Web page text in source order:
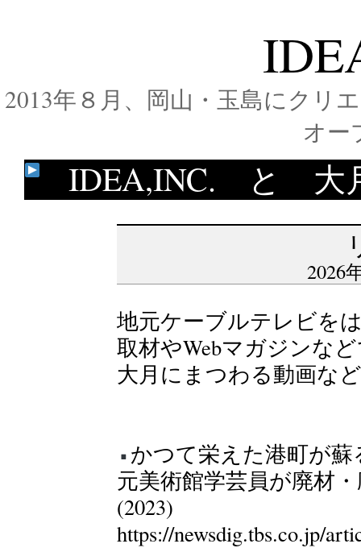
2013年８月、岡山・玉島にクリ
オー
IDEA,INC. と 大
2026
地元ケーブルテレビを
取材やWebマガジンな
大月にまつわる動画な
かつて栄えた港町が
元美術館学芸員が廃材
(2023)
https://newsdig.tbs.co.jp/